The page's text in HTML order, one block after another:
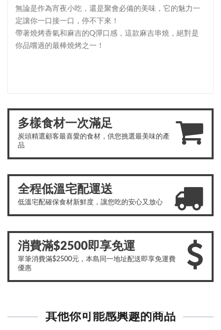
無論是作為宵夜小吃，還是聚會必備的美味，它的魅力一
定讓你一口接一口，停不下來！
帶著燒烤香氣和麻吉的Q彈口感，這款麻吉串燒，絕對是
你品嚐過的最棒燒烤之一！
多樣食材一次滿足
炭頭精選顧客最喜愛的食材，供您挑選最美味的產
品
全程低溫宅配運送
低溫宅配確保食材新鮮度，讓您吃的安心又放心
消費滿$2500即享免運
單筆消費滿$2500元，本島同一地址配送即享免運費
優惠
其他你可能感興趣的商品